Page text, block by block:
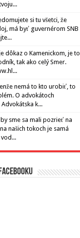
si tu všetci, že
má byť guvernérom SNB
dôkaz o Kamenickom, je to
tak ako celý Smer.
nemá to kto urobiť, to
O advokátoch
k...
sme sa mali pozrieť na
našich tokoch je samá